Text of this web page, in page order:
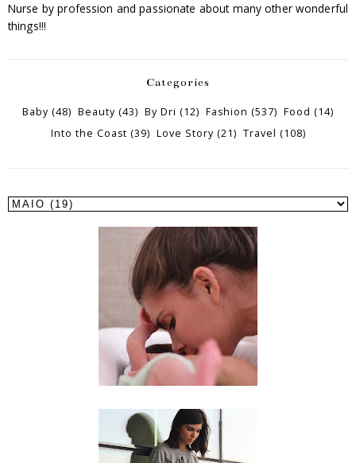
Nurse by profession and passionate about many other wonderful
things!!!
Categories
Baby (48) Beauty (43) By Dri (12) Fashion (537) Food (14)
Into the Coast (39) Love Story (21) Travel (108)